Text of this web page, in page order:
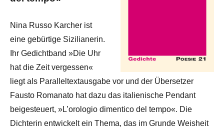
Nina Russo Karcher ist
eine gebürtige Sizilianerin.
Ihr Gedichtband »Die Uhr
hat die Zeit vergessen«
liegt als Paralleltextausgabe vor und der Übersetzer
Fausto Romanato hat dazu das italienische Pendant
beigesteuert, »L’orologio dimentico del tempo«. Die
Dichterin entwickelt ein Thema, das im Grunde Weisheit